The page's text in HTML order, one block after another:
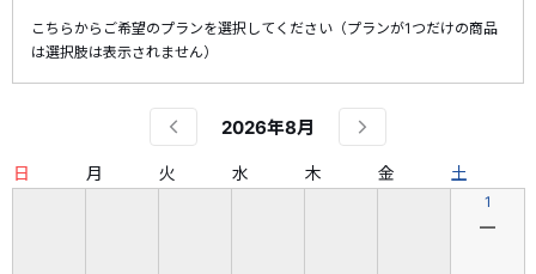
こちらからご希望のプランを選択してください（プランが1つだけの商品
は選択肢は表示されません）
2026年8月
日 月 火 水 木 金 土
1
―